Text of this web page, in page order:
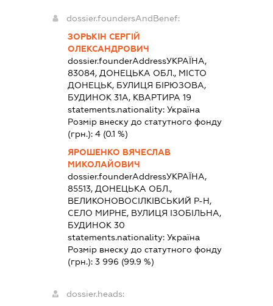
dossier.foundersAndBenef:
ЗОРЬКІН СЕРГІЙ
ОЛЕКСАНДРОВИЧ
dossier.founderAddressУКРАЇНА,
83084, ДОНЕЦЬКА ОБЛ., МІСТО
ДОНЕЦЬК, БУЛИЦЯ БІРЮЗОВА,
БУДИНОК 31А, КВАРТИРА 19
statements.nationality: Україна
Розмір внеску до статутного фонду
(грн.): 4(0.1 %)
ЯРОШЕНКО ВЯЧЕСЛАВ
МИКОЛАЙОВИЧ
dossier.founderAddressУКРАЇНА,
85513, ДОНЕЦЬКА ОБЛ.,
ВЕЛИКОНОВОСІЛКІВСЬКИЙ Р-Н,
СЕЛО МИРНЕ, ВУЛИЦЯ ІЗОБІЛЬНА,
БУДИНОК 30
statements.nationality: Україна
Розмір внеску до статутного фонду
(грн.): 3 996 (99.9 %)
dossier.heads: